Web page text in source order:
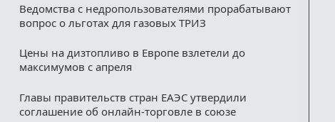
Ведомства с недропользователями прорабатывают
вопрос о льготах для газовых ТРИЗ
Цены на дизтопливо в Европе взлетели до
максимумов с апреля
Главы правительств стран ЕАЭС утвердили
соглашение об онлайн-торговле в союзе